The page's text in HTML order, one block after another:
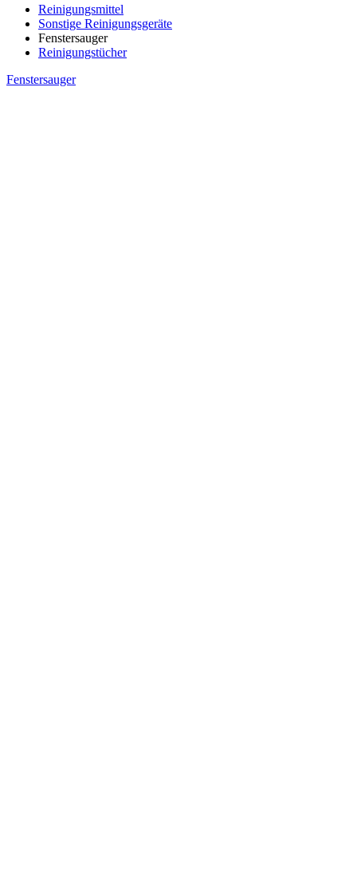
Reinigungsmittel
Sonstige Reinigungsgeräte
Fenstersauger
Reinigungstücher
Fenstersauger